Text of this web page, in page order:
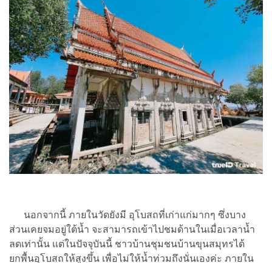
นอกจากนี้ ภายในวัดยังมี อุโบสถที่เก่าแก่มากๆ ซึ่งบาง
ส่วนเคยจมอยู่ใต้น้ำ จะสามารถเข้าไปชมด้านในเมื่อเวลาน้ำ
ลดเท่านั้น แต่ในปัจจุบันนี้ ชาวบ้านชุมชนบ้านขุนสมุทรได้
ยกพื้นอุโบสถให้สูงขึ้น เพื่อไม่ให้น้ำท่วมถึงนั่นเองค่ะ ภายใน